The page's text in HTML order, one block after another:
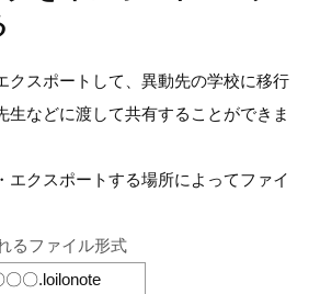
クスポートして、異動先の学校に移行
生などに渡して共有することができま
エクスポートする場所によってファイ
るファイル形式
〇〇.loilonote